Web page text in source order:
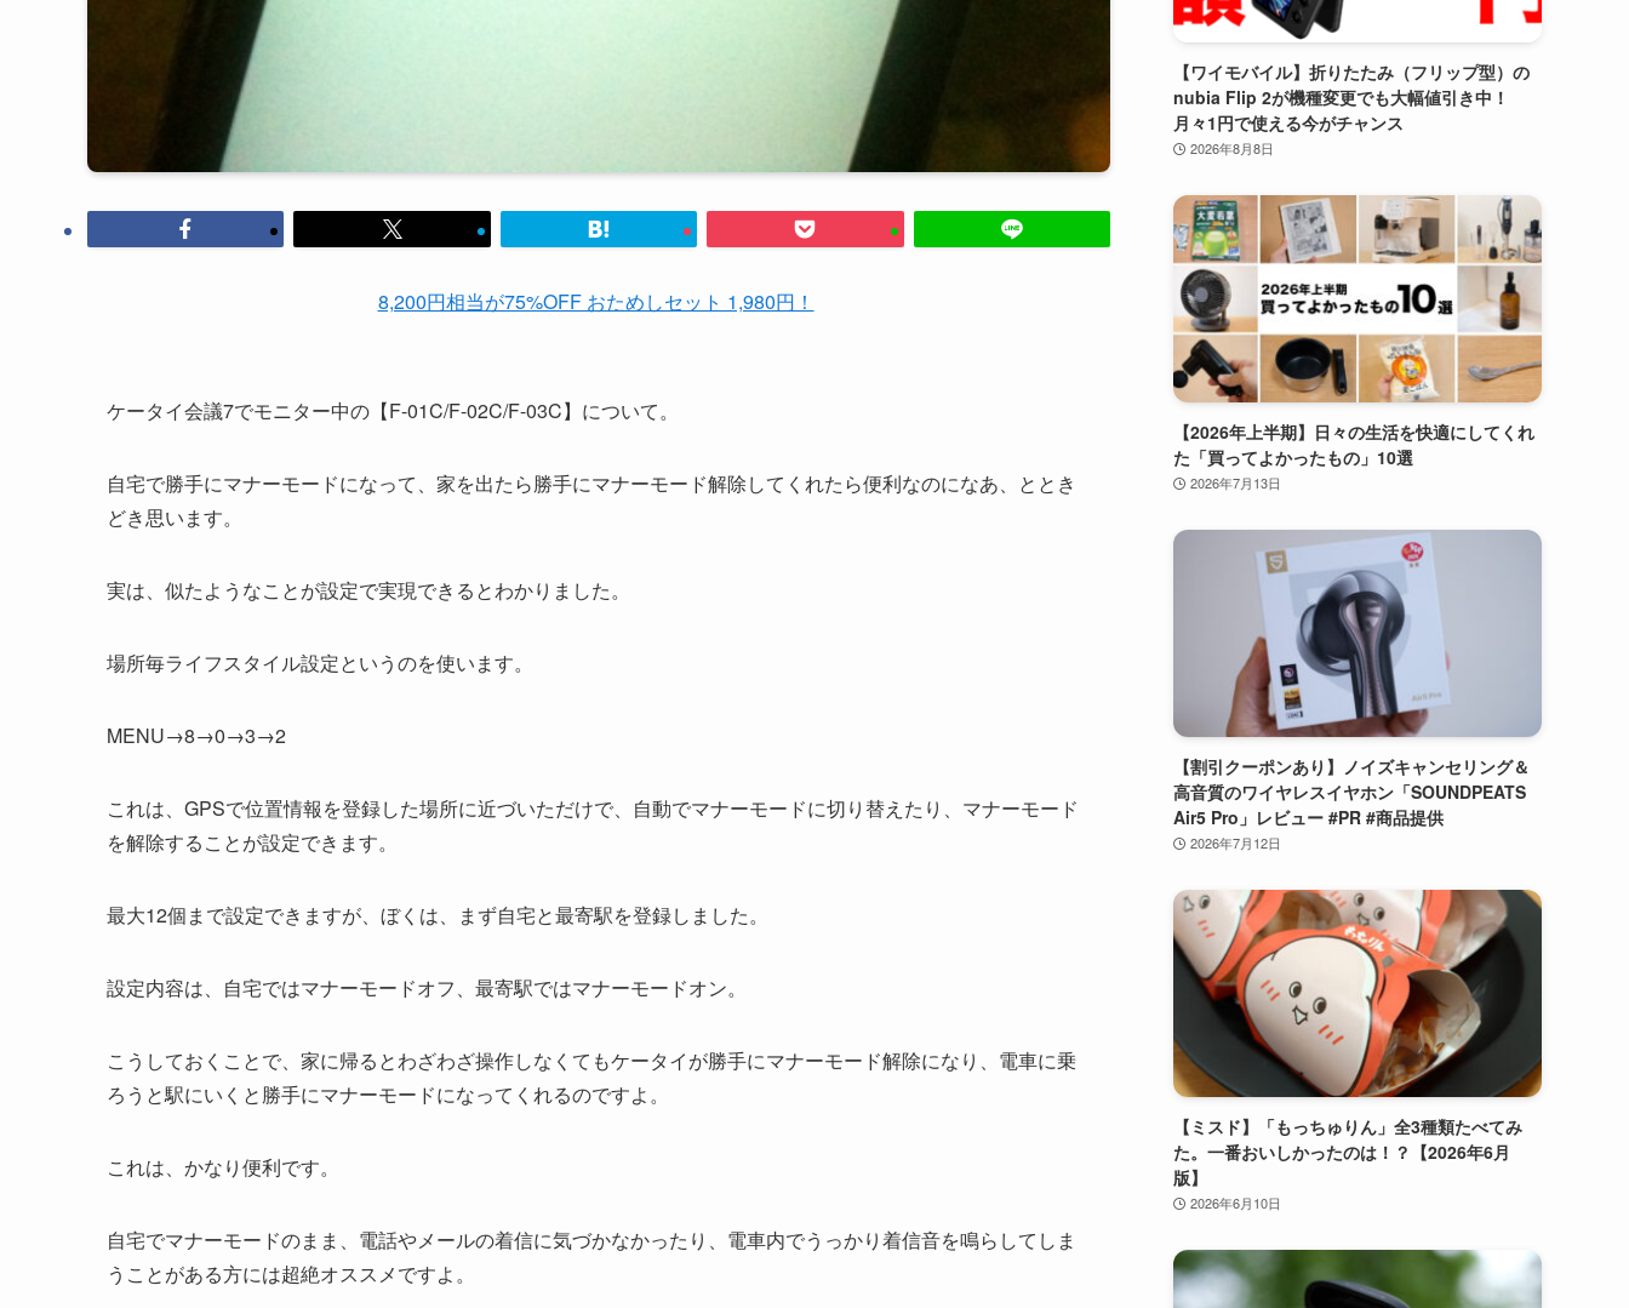
8,200円相当が75%OFF おためしセット 1,980円！
ケータイ会議7でモニター中の【F-01C/F-02C/F-03C】について。
自宅で勝手にマナーモードになって、家を出たら勝手にマナーモード解除してくれたら便利なのになあ、ととき
どき思います。
実は、似たようなことが設定で実現できるとわかりました。
場所毎ライフスタイル設定というのを使います。
MENU→8→0→3→2
これは、GPSで位置情報を登録した場所に近づいただけで、自動でマナーモードに切り替えたり、マナーモード
を解除することが設定できます。
最大12個まで設定できますが、ぼくは、まず自宅と最寄駅を登録しました。
設定内容は、自宅ではマナーモードオフ、最寄駅ではマナーモードオン。
こうしておくことで、家に帰るとわざわざ操作しなくてもケータイが勝手にマナーモード解除になり、電車に乗
ろうと駅にいくと勝手にマナーモードになってくれるのですよ。
これは、かなり便利です。
自宅でマナーモードのまま、電話やメールの着信に気づかなかったり、電車内でうっかり着信音を鳴らしてしま
うことがある方には超絶オススメですよ。
【ワイモバイル】折りたたみ（フリップ型）の
nubia Flip 2が機種変更でも大幅値引き中！
月々1円で使える今がチャンス
2026年8月8日
【2026年上半期】日々の生活を快適にしてくれ
た「買ってよかったもの」10選
2026年7月13日
【割引クーポンあり】ノイズキャンセリング＆
高音質のワイヤレスイヤホン「SOUNDPEATS
Air5 Pro」レビュー #PR #商品提供
2026年7月12日
【ミスド】「もっちゅりん」全3種類たべてみ
た。一番おいしかったのは！？【2026年6月
版】
2026年6月10日